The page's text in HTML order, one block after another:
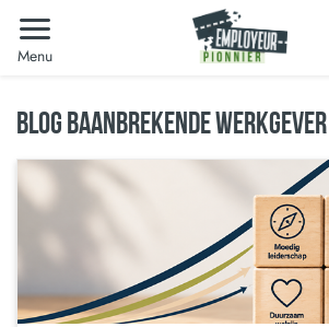
Menu
BLOG BAANBREKENDE WERKGEVER